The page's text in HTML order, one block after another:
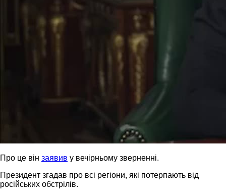
Про це він заявив у вечірньому зверненні.
Президент згадав про всі регіони, які потерпають від
російських обстрілів.